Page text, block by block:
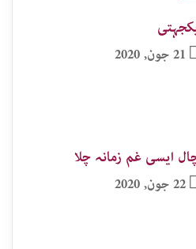
21 جون, 2020
ایسی غم زمانہ چلا
22 جون, 2020